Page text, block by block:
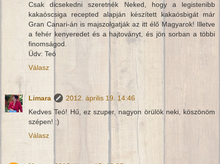
Csak dicsekedni szeretnék Neked, hogy a legistenibb
kakaóscsiga recepted alapján készített kakaósbigát már
Gran Canari-án is majszolgatják az itt élő Magyarok! Illetve
a fehér kenyeredet és a hajtoványt, és jön sorban a többi
finomságod.
Üdv: Teó
Válasz
Limara
2012. április 19. 14:46
Kedves Teó! Hű, ez szuper, nagyon örülök neki, köszönöm
szépen! :)
Válasz